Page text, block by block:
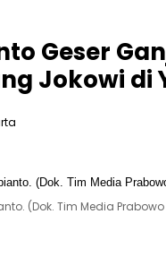
Geser
Jokowi di
(Dok. Tim Media